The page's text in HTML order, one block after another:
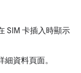
SIM 卡插入時顯示
資料頁面。